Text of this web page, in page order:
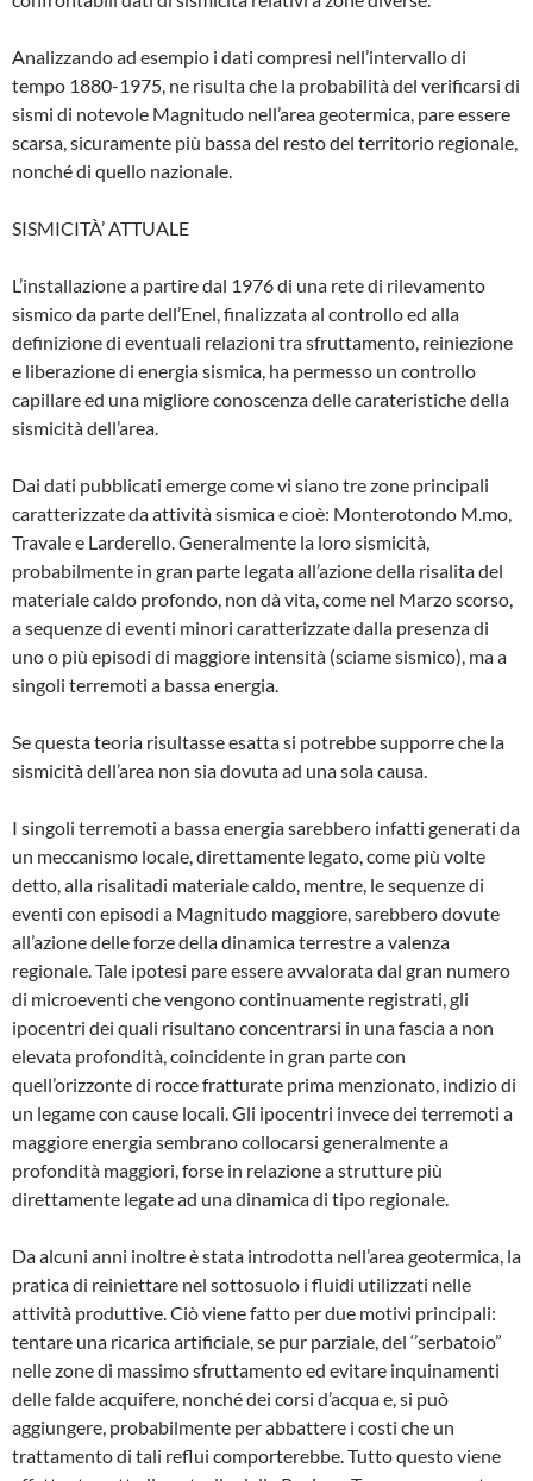
Analizzando ad esempio i dati compresi nel­l’intervallo di
tempo 1880-1975, ne risulta che la probabilità del verificarsi di
sismi di notevole Magnitudo nell’area geotermica, pare essere
scarsa, sicuramente più bassa del resto del territorio regionale,
nonché di quello naziona­le.
SISMICITÀ’ ATTUALE
L’installazione a partire dal 1976 di una rete di rilevamento
sismico da parte dell’Enel, finalizzata al controllo ed alla
definizione di eventuali relazioni tra sfruttamento, reinie­zione
e liberazione di energia sismica, ha permesso un controllo
capillare ed una mi­gliore conoscenza delle carateristiche della
sismicità dell’area.
Dai dati pubblicati emerge come vi siano tre zone principali
caratterizzate da attività sismi­ca e cioè: Monterotondo M.mo,
Travale e Larderello. Generalmente la loro sismicità,
probabilmente in gran parte legata all’azione della risalita del
materiale caldo profondo, non dà vita, come nel Marzo scorso,
a se­quenze di eventi minori caratterizzate dalla presenza di
uno o più episodi di maggiore intensità (sciame sismico), ma a
singoli ter­remoti a bassa energia.
Se questa teoria risultasse esatta si potreb­be supporre che la
sismicità dell’area non sia dovuta ad una sola causa.
I singoli terremoti a bassa energia sarebbero infatti generati da
un meccanismo locale, direttamente legato, come più volte
detto, alla risalitadi materiale caldo, mentre, le sequenze di
eventi con episodi a Magnitudo maggiore, sarebbero dovute
all’azione delle forze della dinamica terrestre a valenza
regionale. Tale ipotesi pare essere avvalorata dal gran nume­ro
di microeventi che vengono continuamen­te registrati, gli
ipocentri dei quali risultano concentrarsi in una fascia a non
elevata profondità, coincidente in gran parte con
quell’orizzonte di rocce fratturate prima men­zionato, indizio di
un legame con cause locali. Gli ipocentri invece dei terremoti a
maggiore energia sembrano collocarsi generalmente a
profondità maggiori, forse in relazione a strut­ture più
direttamente legate ad una dinamica di tipo regionale.
Da alcuni anni inoltre è stata introdotta nel­l’area geotermica, la
pratica di reiniettare nel sottosuolo i fluidi utilizzati nelle
attività produt­tive. Ciò viene fatto per due motivi principali:
tentare una ricarica artificiale, se pur parziale, del ‘’serbatoio”
nelle zone di massimo sfrutta­mento ed evitare inquinamenti
delle falde acquifere, nonché dei corsi d’acqua e, si può
aggiungere, probabilmente per abbattere i costi che un
trattamento di tali reflui compor­terebbe. Tutto questo viene